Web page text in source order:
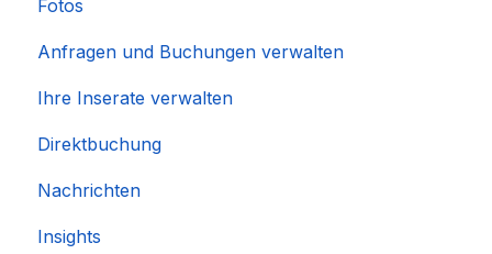
Fotos
Anfragen und Buchungen verwalten
Ihre Inserate verwalten
Direktbuchung
Nachrichten
Insights